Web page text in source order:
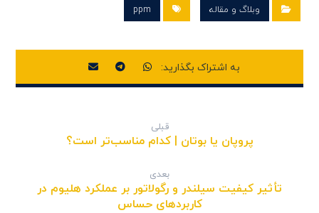
وبلاگ و مقاله ppm
قبلی
پروپان یا بوتان | کدام مناسب‌تر است؟
بعدی
تأثیر کیفیت سیلندر و رگولاتور بر عملکرد هلیوم در
کاربردهای حساس